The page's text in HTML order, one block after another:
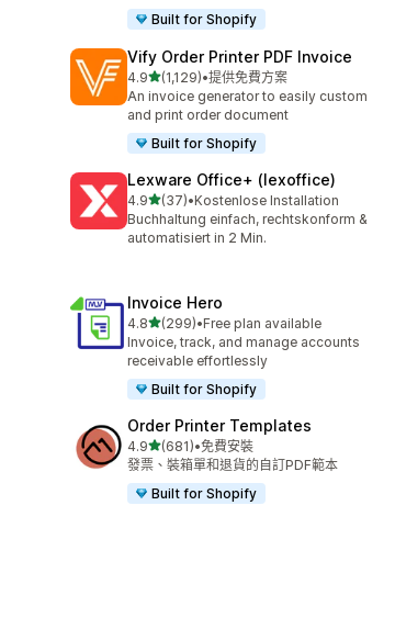
Built for Shopify
Vify Order Printer PDF Invoice
4.9滿分 5 顆星
(1,129)
共有 1129 則評價
•提供免費方案
An invoice generator to easily custom
and print order document
Built for Shopify
Lexware Office+ (lexoffice)
4.9滿分 5 顆星
(37)
共有 37 則評價
•Kostenlose Installation
Buchhaltung einfach, rechtskonform &
automatisiert in 2 Min.
Invoice Hero
4.8滿分 5 顆星
(299)
共有 299 則評價
•Free plan available
Invoice, track, and manage accounts
receivable effortlessly
Built for Shopify
Order Printer Templates
4.9滿分 5 顆星
(681)
共有 681 則評價
•免費安裝
發票、裝箱單和退貨的自訂PDF範本
Built for Shopify